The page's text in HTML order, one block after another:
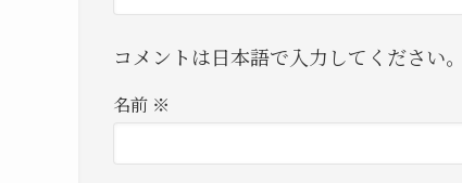
コメントは日本語で入力してください
名前 ※